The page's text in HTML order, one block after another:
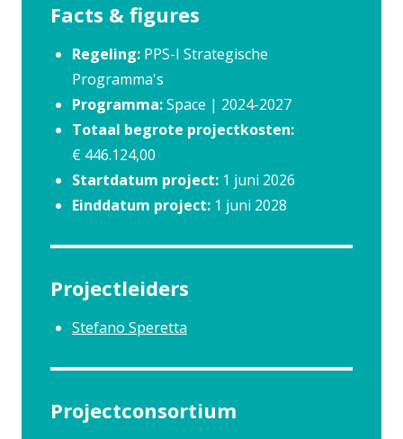
Facts & figures
Regeling: PPS-I Strategische
Programma's
Programma:Space | 2024-2027
Totaal begrote projectkosten:
€ 446.124,00
Startdatum project: 1 juni 2026
Einddatum project: 1 juni 2028
Projectleiders
Stefano Speretta
Projectconsortium